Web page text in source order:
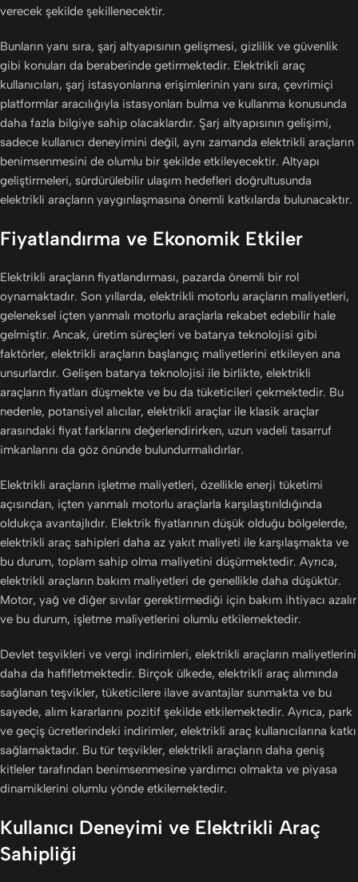
verecek şekilde şekillenecektir.
Bunların yanı sıra, şarj altyapısının gelişmesi, gizlilik ve güvenlik
gibi konuları da beraberinde getirmektedir. Elektrikli araç
kullanıcıları, şarj istasyonlarına erişimlerinin yanı sıra, çevrimiçi
platformlar aracılığıyla istasyonları bulma ve kullanma konusunda
daha fazla bilgiye sahip olacaklardır. Şarj altyapısının gelişimi,
sadece kullanıcı deneyimini değil, aynı zamanda elektrikli araçların
benimsenmesini de olumlu bir şekilde etkileyecektir. Altyapı
geliştirmeleri, sürdürülebilir ulaşım hedefleri doğrultusunda
elektrikli araçların yaygınlaşmasına önemli katkılarda bulunacaktır.
Fiyatlandırma ve Ekonomik Etkiler
Elektrikli araçların fiyatlandırması, pazarda önemli bir rol
oynamaktadır. Son yıllarda, elektrikli motorlu araçların maliyetleri,
geleneksel içten yanmalı motorlu araçlarla rekabet edebilir hale
gelmiştir. Ancak, üretim süreçleri ve batarya teknolojisi gibi
faktörler, elektrikli araçların başlangıç maliyetlerini etkileyen ana
unsurlardır. Gelişen batarya teknolojisi ile birlikte, elektrikli
araçların fiyatları düşmekte ve bu da tüketicileri çekmektedir. Bu
nedenle, potansiyel alıcılar, elektrikli araçlar ile klasik araçlar
arasındaki fiyat farklarını değerlendirirken, uzun vadeli tasarruf
imkanlarını da göz önünde bulundurmalıdırlar.
Elektrikli araçların işletme maliyetleri, özellikle enerji tüketimi
açısından, içten yanmalı motorlu araçlarla karşılaştırıldığında
oldukça avantajlıdır. Elektrik fiyatlarının düşük olduğu bölgelerde,
elektrikli araç sahipleri daha az yakıt maliyeti ile karşılaşmakta ve
bu durum, toplam sahip olma maliyetini düşürmektedir. Ayrıca,
elektrikli araçların bakım maliyetleri de genellikle daha düşüktür.
Motor, yağ ve diğer sıvılar gerektirmediği için bakım ihtiyacı azalır
ve bu durum, işletme maliyetlerini olumlu etkilemektedir.
Devlet teşvikleri ve vergi indirimleri, elektrikli araçların maliyetlerini
daha da hafifletmektedir. Birçok ülkede, elektrikli araç alımında
sağlanan teşvikler, tüketicilere ilave avantajlar sunmakta ve bu
sayede, alım kararlarını pozitif şekilde etkilemektedir. Ayrıca, park
ve geçiş ücretlerindeki indirimler, elektrikli araç kullanıcılarına katkı
sağlamaktadır. Bu tür teşvikler, elektrikli araçların daha geniş
kitleler tarafından benimsenmesine yardımcı olmakta ve piyasa
dinamiklerini olumlu yönde etkilemektedir.
Kullanıcı Deneyimi ve Elektrikli Araç
Sahipliği